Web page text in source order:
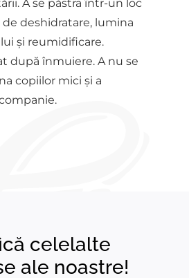
A se păstra într-un loc
deshidratare, lumina
și reumidificare.
după înmuiere. A nu se
copiilor mici și a
celelalte
ale noastre!